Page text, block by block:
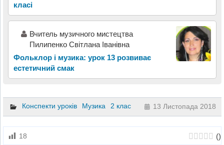
класі
Вчитель музичного мистецтва
Пилипенко Світлана Іванівна
Фольклор і музика: урок 13 розвиває
естетичний смак
Конспекти уроків Музика 2 клас 13 Листопада 2018
18 ()